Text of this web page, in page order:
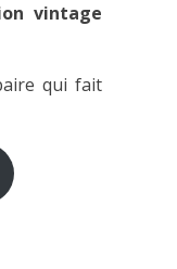
vintage
qui fait